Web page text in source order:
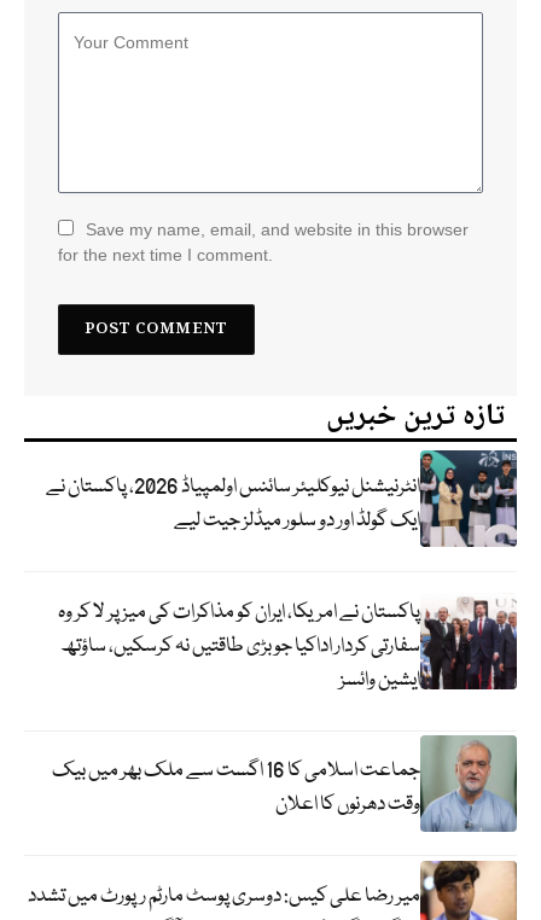
Save my name, email, and website in this browser
for the next time I comment.
تازہ ترین خبریں
انٹرنیشنل نیوکلیئر سائنس اولمپیاڈ 2026، پاکستان نے
ایک گولڈ اور دو سلور میڈلز جیت لیے
پاکستان نے امریکا، ایران کو مذاکرات کی میز پر لا کر وہ
سفارتی کردار اداکیا جو بڑی طاقتیں نہ کرسکیں، ساؤتھ
ایشین وائسز
جماعت اسلامی کا 16 اگست سے ملک بھر میں بیک
وقت دھرنوں کا اعلان
میر رضا علی کیس: دوسری پوسٹ مارٹم رپورٹ میں تشدد